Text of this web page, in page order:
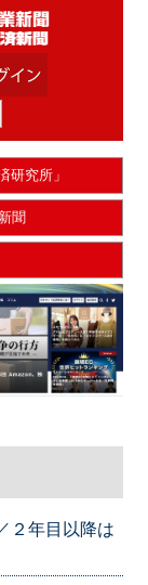
研究所」
聞
２年目以降は